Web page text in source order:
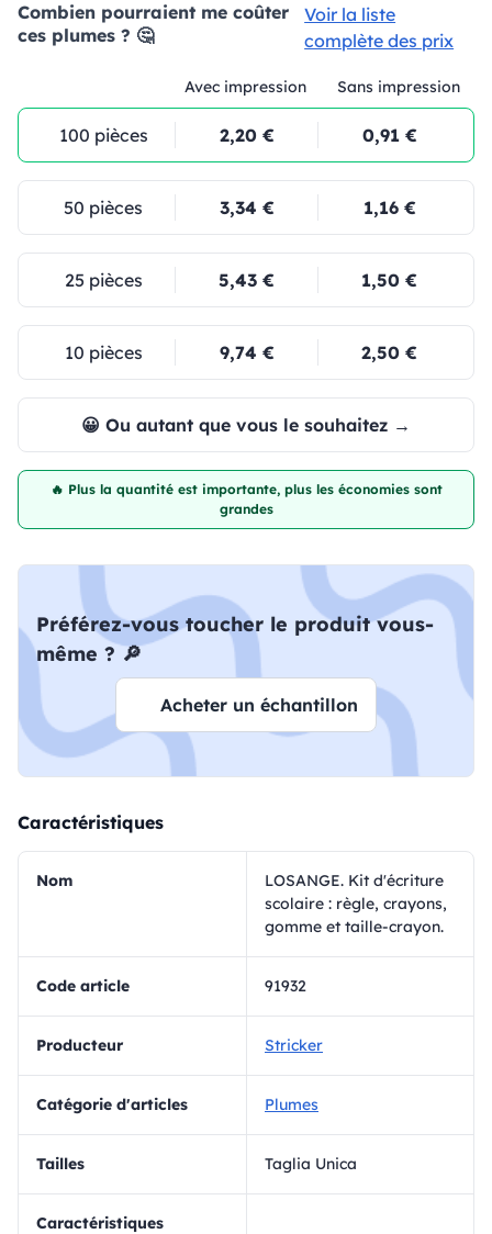
Combien pourraient me coûter
ces plumes ? 🤔
Voir la liste
complète des prix
Avec impression Sans impression
100 pièces 2,20 € 0,91 €
50 pièces 3,34 € 1,16 €
25 pièces 5,43 € 1,50 €
10 pièces 9,74 € 2,50 €
😀 Ou autant que vous le souhaitez →
🔥 Plus la quantité est importante, plus les économies sont
grandes
Préférez-vous toucher le produit vous-
même ? 🔎
Acheter un échantillon
Caractéristiques
Nom
LOSANGE. Kit d'écriture
scolaire : règle, crayons,
gomme et taille-crayon.
Code article 91932
Producteur Stricker
Catégorie d'articles Plumes
Tailles Taglia Unica
Caractéristiques